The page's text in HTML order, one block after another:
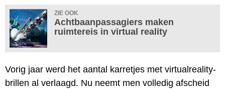
ZIE OOK
Achtbaanpassagiers maken
ruimtereis in virtual reality
Vorig jaar werd het aantal karretjes met virtualreality-
brillen al verlaagd. Nu neemt men volledig afscheid